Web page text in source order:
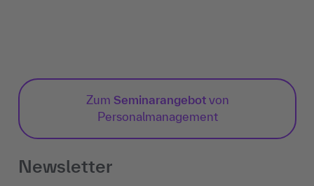
Zum Seminarangebotvon
Personalmanagement
Newsletter